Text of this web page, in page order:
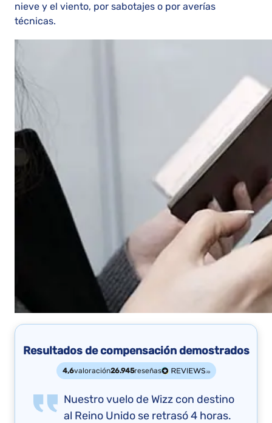
nieve y el viento, por sabotajes o por averías
técnicas.
Resultados de compensación demostrados
4,6valoración26.945reseñas
Nuestro vuelo de Wizz con destino
al Reino Unido se retrasó 4 horas.